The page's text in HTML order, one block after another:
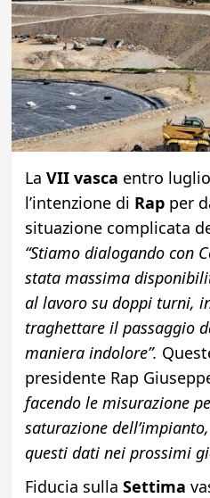
La VII vasca entro
l’intenzione di Rapper
situazione complicata
“Stiamo dialogando con
stata massima
al lavoro su doppi turni,
traghettare il passaggio
maniera indolore”.
presidente Rap
facendo le misurazione
saturazione
questi dati nei prossimi
Fiducia sulla Settima